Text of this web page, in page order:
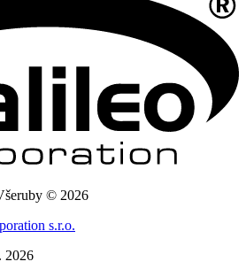
© 2026
s.r.o.
2026